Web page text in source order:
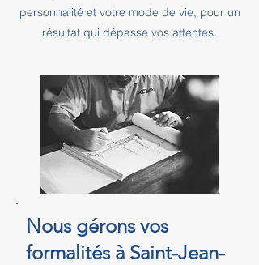
personnalité et votre mode de vie, pour un
résultat qui dépasse vos attentes.
Nous gérons vos
formalités à Saint-Jean-